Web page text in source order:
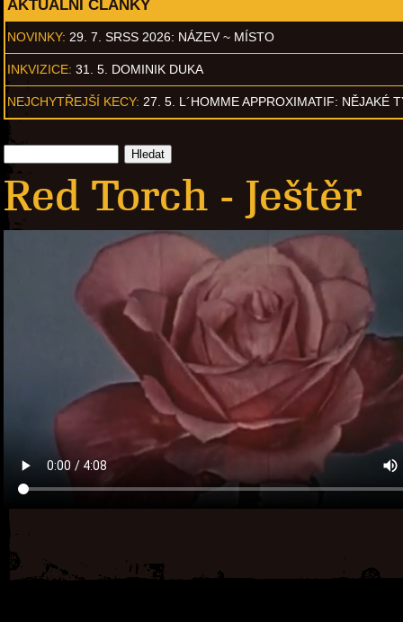
AKTUÁLNÍ ČLÁNKY
NOVINKY: 29. 7. SRSS 2026: NÁZEV ~ MÍSTO
INKVIZICE: 31. 5. DOMINIK DUKA
NEJCHYTŘEJŠÍ KECY: 27. 5. L´HOMME APPROXIMATIF: NĚJAKÉ
Red Torch - Ještěr